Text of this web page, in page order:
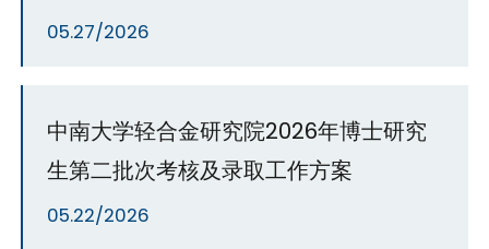
05.27/2026
中南大学轻合金研究院2026年博士研究
生第二批次考核及录取工作方案
05.22/2026